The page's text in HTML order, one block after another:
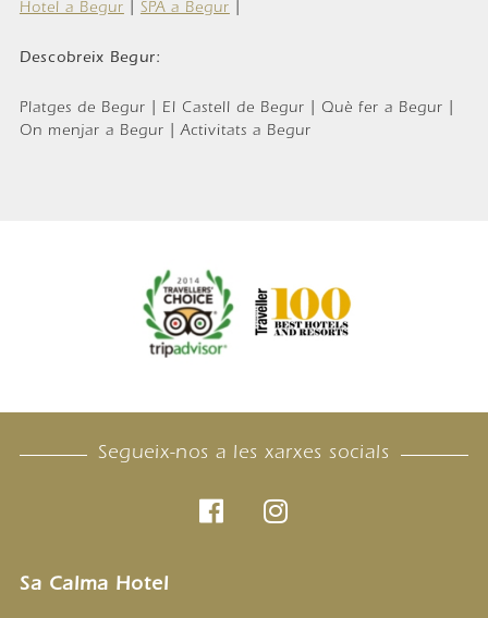
Hotel a Begur| SPA a Begur|
Descobreix Begur:
Platges de Begur | El Castell de Begur | Què fer a Begur |
On menjar a Begur | Activitats a Begur
Segueix-nos a les xarxes socials
Sa Calma Hotel